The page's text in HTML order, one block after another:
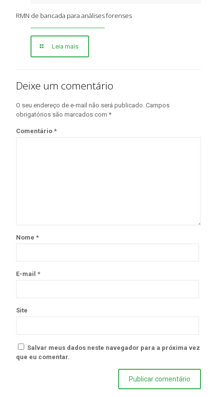
RMN de bancada para análises forenses
Leia mais
Deixe um comentário
O seu endereço de e-mail não será publicado. Campos
obrigatórios são marcados com *
Comentário *
Nome *
E-mail *
Site
Salvar meus dados neste navegador para a próxima vez
que eu comentar.